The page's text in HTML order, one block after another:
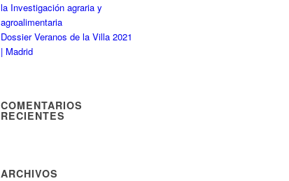
la Investigación agraria y
agroalimentaria
Dossier Veranos de la Villa 2021
| Madrid
COMENTARIOS
RECIENTES
ARCHIVOS